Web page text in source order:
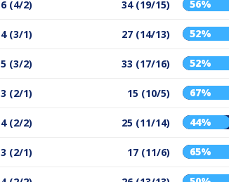
6 (4/2) 34 (19/15) 56%
4 (3/1) 27 (14/13) 52%
5 (3/2) 33 (17/16) 52%
3 (2/1) 15 (10/5) 67%
4 (2/2) 25 (11/14) 44%
3 (2/1) 17 (11/6) 65%